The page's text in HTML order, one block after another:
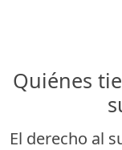
Quiénes
El derecho al